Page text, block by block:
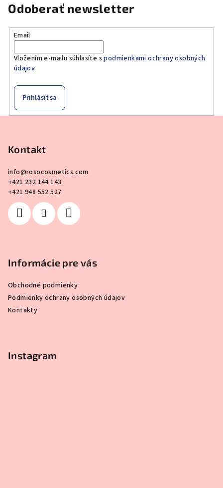
Odoberať newsletter
Email
Vložením e-mailu súhlasíte spodmienkami ochrany osobných
údajov
Prihlásiť sa
Kontakt
info@rosocosmetics.com
+421 232 144 143
+421 948 552 527
Informácie pre vás
Obchodné podmienky
Podmienky ochrany osobných údajov
Kontakty
Instagram